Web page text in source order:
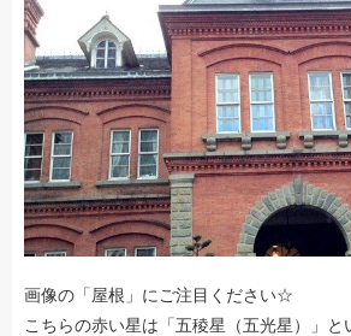
画像の「屋根」にご注目ください☆
こちらの赤い星は「五稜星（五光星）」と